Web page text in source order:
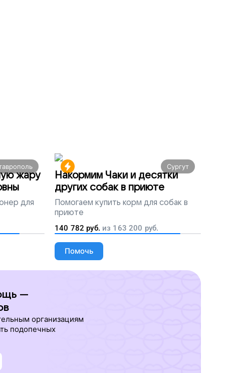
жару
для
Сургут
Накормим Чаки и десятки
других собак в приюте
Помогаем купить корм для собак в
приюте
140 782 руб. из 163 200 руб.
Помочь
—
организациям
подопечных